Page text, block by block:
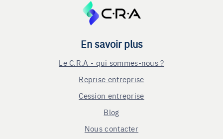
En savoir plus
Le C.R.A - qui sommes-nous ?
Reprise entreprise
Cession entreprise
Blog
Nous contacter